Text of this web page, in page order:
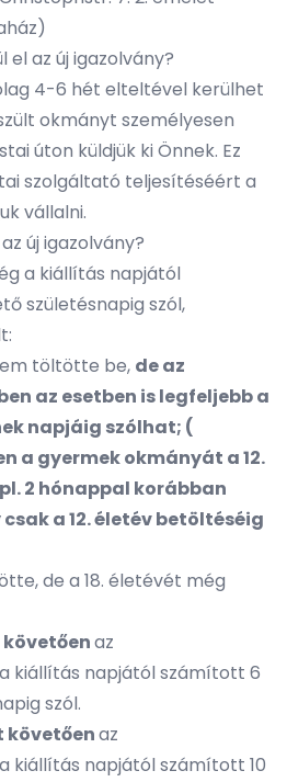
el az új igazolvány?
4-6 hét elteltével kerülhet
okmányt személyesen
úton küldjük ki Önnek. Ez
szolgáltató teljesítéséért a
vállalni.
új igazolvány?
a kiállítás napjától
születésnapig szól,
töltötte be, de az
az esetben is legfeljebb a
napjáig szólhat; (
a gyermek okmányát a 12.
2 hónappal korábban
a 12. életév betöltéséig
de a 18. életévét még
az
kiállítás napjától számított 6
szól.
követőenaz
kiállítás napjától számított 10